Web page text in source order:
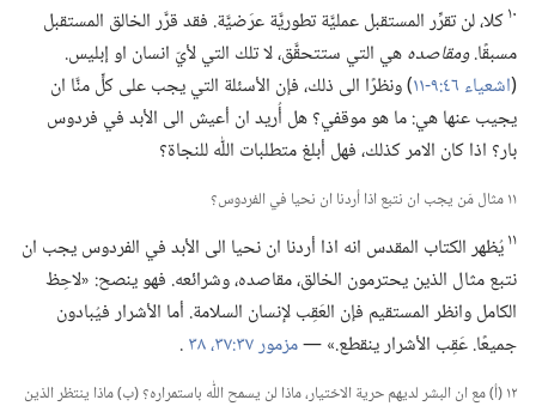
١٠كلا،‏ لن تقرِّر المستقبل عمليَّة تطوريَّة عرَضيَّة.‏ فقد قرَّر الخالق المستقبل
مسبقًا.‏ومقاصدههي التي ستتحقَّق،‏ لا تلك التي لأيّ انسان او إبليس.‏
(‏اشعياء ٤٦:‏​٩-‏١١
‏)‏ ونظرًا الى ذلك،‏ فإن الأسئلة التي يجب على كلٍّ منَّا ان
يجيب عنها هي:‏ ما هو موقفي؟‏ هل أُريد ان أعيش الى الأبد في فردوس
بار؟‏ اذا كان الامر كذلك،‏ فهل أبلغ متطلبات اللّٰه للنجاة؟‏
١١ مثال مَن يجب ان نتبع اذا أردنا ان نحيا في الفردوس؟‏
١١يُظهر الكتاب المقدس انه اذا أردنا ان نحيا الى الأبد في الفردوس يجب ان
نتبع مثال الذين يحترمون الخالق،‏ مقاصده،‏ وشرائعه.‏ فهو ينصح:‏ «لاحِظ
الكامل وانظر المستقيم فإن العَقِب لإنسان السلامة.‏ أما الأشرار فيُبادون
جميعًا.‏ عَقِب الأشرار ينقطع.‏» —‏مزمور ٣٧:‏​٣٧،‏ ٣٨ .‏
١٢ (‏أ)‏ مع ان البشر لديهم حرية الاختيار،‏ ماذا لن يسمح اللّٰه باستمراره؟‏ (‏ب)‏ ماذا ينتظر الذين